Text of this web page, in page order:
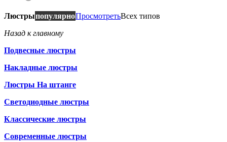
ЛюстрыпопулярноПросмотретьВсех типов
Назад к главному
Подвесные люстры
Накладные люстры
Люстры На штанге
Светодиодные люстры
Классические люстры
Современные люстры